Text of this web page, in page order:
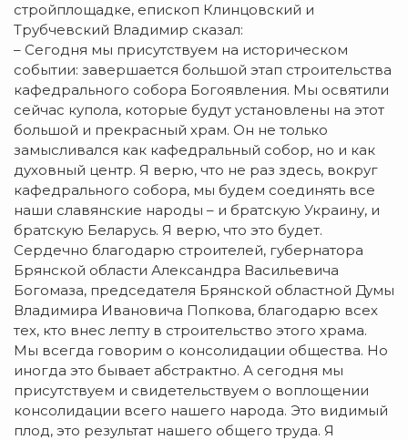
стройплощадке, епископ Клинцовский и
Трубчевский Владимир сказал:
– Сегодня мы присутствуем на историческом
событии: завершается большой этап строительства
кафедрального собора Богоявления. Мы освятили
сейчас купола, которые будут установлены на этот
большой и прекрасный храм. Он не только
замысливался как кафедральный собор, но и как
духовный центр. Я верю, что не раз здесь, вокруг
кафедрального собора, мы будем соединять все
наши славянские народы – и братскую Украину, и
братскую Беларусь. Я верю, что это будет.
Сердечно благодарю строителей, губернатора
Брянской области Александра Васильевича
Богомаза, председателя Брянской областной Думы
Владимира Ивановича Попкова, благодарю всех
тех, кто внес лепту в строительство этого храма.
Мы всегда говорим о консолидации общества. Но
иногда это бывает абстрактно. А сегодня мы
присутствуем и свидетельствуем о воплощении
консолидации всего нашего народа. Это видимый
плод, это результат нашего общего труда. Я